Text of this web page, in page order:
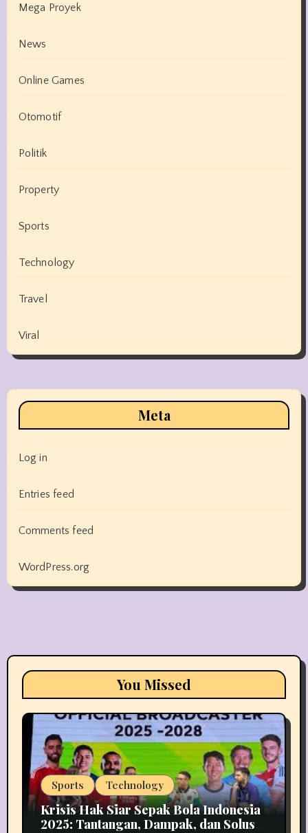
Mega Proyek
News
Online Games
Otomotif
Politik
Property
Sports
Technology
Travel
Viral
Meta
Log in
Entries feed
Comments feed
WordPress.org
You Missed
Sports Technology
Krisis Hak Siar Sepak Bola Indonesia
2025: Tantangan, Dampak, dan Solusi